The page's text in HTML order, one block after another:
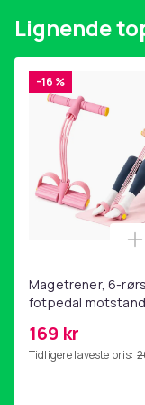
Lignende
-16 %
Magetrener, 6-rørs
fotpedal
yoga og
hjemmegymnastikk
169 kr
Tidligere laveste pris: